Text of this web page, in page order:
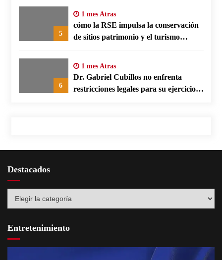
5
1 mes Atras
cómo la RSE impulsa la conservación
de sitios patrimonio y el turismo
6
1 mes Atras
Dr. Gabriel Cubillos no enfrenta
restricciones legales para su ejercicio,
Destacados
Entretenimiento